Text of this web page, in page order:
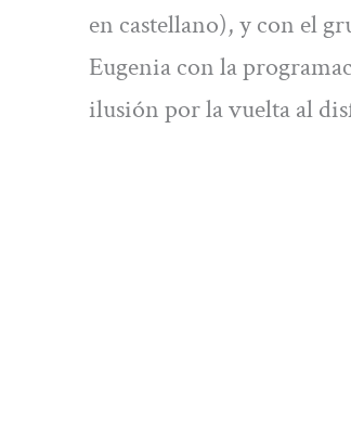
en castellano), y con el
Eugenia con la
ilusión por la vuelta al